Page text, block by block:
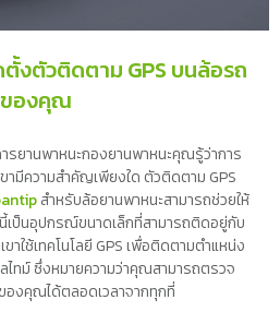
งตัวติดตาม GPS บนล้อรถ
ของคุณ
ยานพาหนะกองยานพาหนะคุณรู้ว่าการ
ามีความสำคัญเพียงใด ตัวติดตาม GPS
สำหรับล้อยานพาหนะสามารถช่วยให้
เป็นอุปกรณ์ขนาดเล็กที่สามารถติดอยู่กับ
ใช้เทคโนโลยี GPS เพื่อติดตามตำแหน่ง
ทม์ ซึ่งหมายความว่าคุณสามารถตรวจ
องคุณได้ตลอดเวลาจากทุกที่